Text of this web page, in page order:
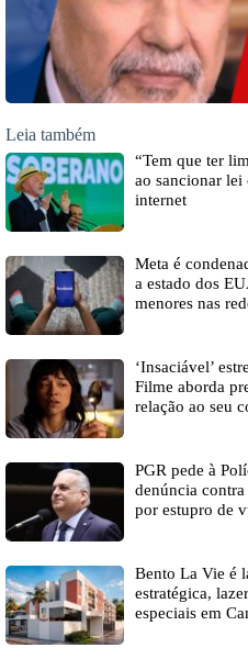
Leia também
“Tem que ter
ao sancionar
internet
Meta é
a estado dos
menores nas
‘Insaciável’
Filme aborda
relação ao seu
PGR pede à
denúncia
por estupro de
Bento La Vie é
estratégica,
especiais em